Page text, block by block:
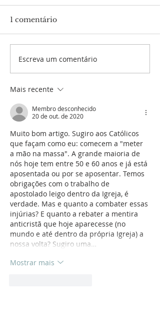
STF: é lícito eliminar
um inocente para
problema?
1 comentário
Escreva um comentário
Mais recente
Membro desconhecido
20 de out. de 2020
Muito bom artigo. Sugiro aos Católicos
que façam como eu: comecem a "meter
a mão na massa". A grande maioria de
nós hoje tem entre 50 e 60 anos e já está
aposentada ou por se aposentar. Temos
obrigações com o trabalho de
apostolado leigo dentro da Igreja, é
verdade. Mas e quanto a combater essas
injúrias? E quanto a rebater a mentira
anticristã que hoje aparecesse (no
mundo e até dentro da própria Igreja) a
nossa volta? Sugiro uma…
Mostrar mais